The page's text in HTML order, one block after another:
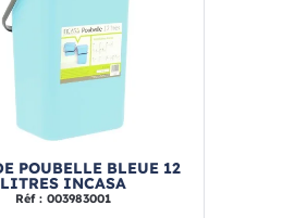
POUBELLE BLEUE 12
LITRES INCASA
Réf : 003983001